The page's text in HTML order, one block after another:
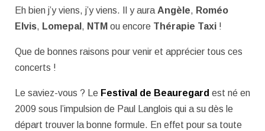
Eh bien j’y viens, j’y viens. Il y aura Angèle, Roméo
Elvis, Lomepal , NTM ou encore Thérapie Taxi !
Que de bonnes raisons pour venir et apprécier tous ces
concerts !
Le saviez-vous ? Le Festival de Beauregard est né en
2009 sous l’impulsion de Paul Langlois qui a su dès le
départ trouver la bonne formule. En effet pour sa toute